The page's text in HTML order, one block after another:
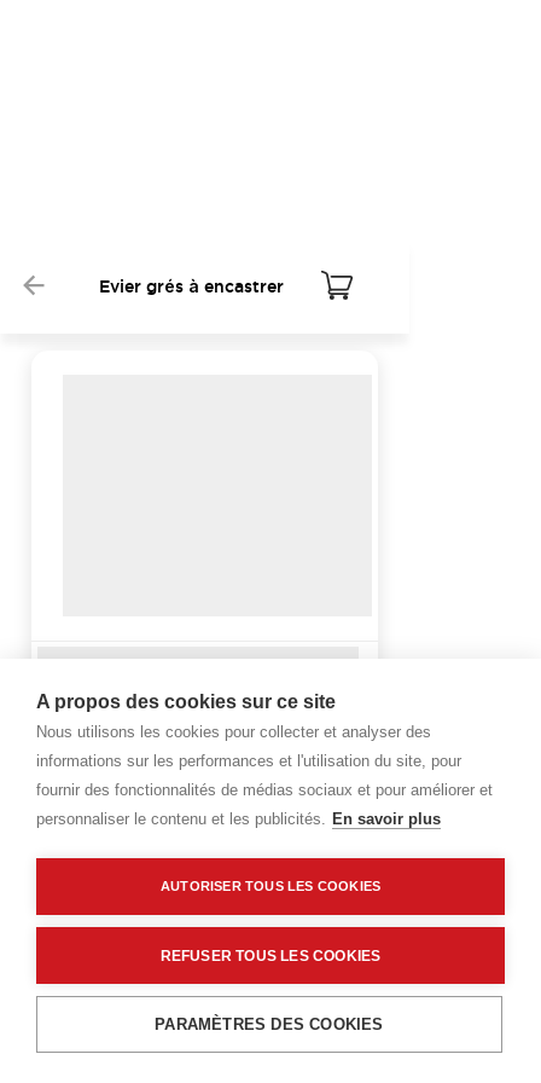
A propos des cookies sur ce site
Nous utilisons les cookies pour collecter et analyser des
informations sur les performances et l'utilisation du site, pour
fournir des fonctionnalités de médias sociaux et pour améliorer et
personnaliser le contenu et les publicités. En savoir plus
AUTORISER TOUS LES COOKIES
REFUSER TOUS LES COOKIES
PARAMÈTRES DES COOKIES
Evier grés à encastrer